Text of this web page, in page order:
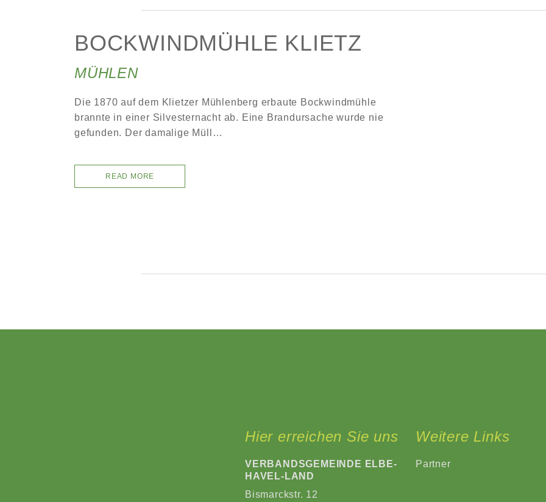
BOCKWINDMÜHLE KLIETZ
MÜHLEN
Die 1870 auf dem Klietzer Mühlenberg erbaute Bockwindmühle
brannte in einer Silvesternacht ab. Eine Brandursache wurde nie
gefunden. Der damalige Müll…
READ MORE
Hier erreichen Sie uns
VERBANDSGEMEINDE ELBE-
HAVEL-LAND
Bismarckstr. 12
Weitere Links
Partner